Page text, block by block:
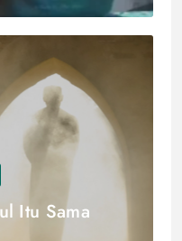
Itu Sama